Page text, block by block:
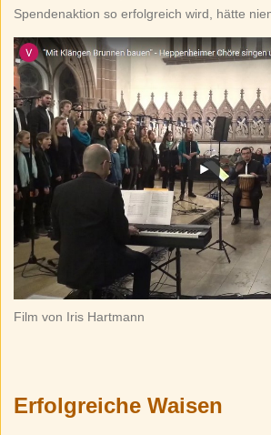
Spendenaktion so erfolgreich wird, hätte
Film von Iris Hartmann
Erfolgreiche Waisen